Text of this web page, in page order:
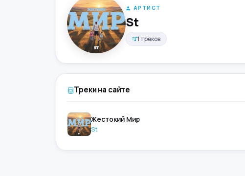
АРТИСТ
St
1 треков
Треки на сайте
Жестокий Мир
St